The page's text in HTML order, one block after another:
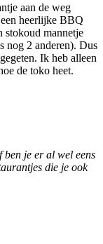
aan de weg
heerlijke BBQ
stokoud mannetje
nog 2 anderen). Dus
gegeten. Ik heb alleen
de toko heet.
je er al wel eens
die je ook